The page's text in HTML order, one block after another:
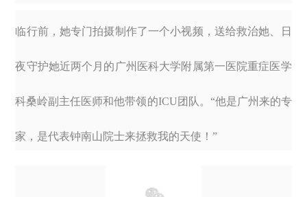
临行前，她专门拍摄制作了一个小视频，送给救治她、日
夜守护她近两个月的广州医科大学附属第一医院重症医学
科桑岭副主任医师和他带领的ICU团队。“他是广州来的专
家，是代表钟南山院士来拯救我的天使！”